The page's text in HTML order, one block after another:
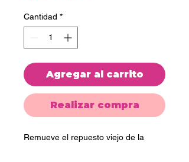
Cantidad *
Agregar al carrito
Realizar compra
Remueve el repuesto viejo de la